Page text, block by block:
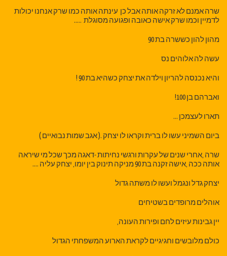
שרה אמנם לא זרקה אותה אבל כן עינתה אותה כמו שרק אנחנו יכולות
לדמיין וכמו שרק אישה כאובה ופגועה מסוגלת …..
מהון להון כששרה בת 90
עשה לה אלוהים נס
והיא נכנסה להריון וילדה את יצחק כשהיא בת 90 !
ואברהם בן 100!
תארו לעצמכן …
ביום השמיני עשו לו ברית וקראו לו יצחק .( אגב שמות נבואיים )
שרה ,אחרי שנים של עקרות ורגשי נחיתות -דאגה מכך שכל מי שיראה
אותה ככה ,אישה זקנה בת 90 מניקה תינוק בין יומו, יצחק עליה ….
יצחק גדל ונגמל ועשו לו משתה גדול
אוהלים מרופדים בשטיחים
יין גבינות עיזים לחם ופירות העונה,
כולם מלובשים וחגיגיים לקראת הארוע המשפחתי הגדול